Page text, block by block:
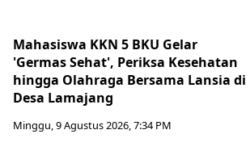
Mahasiswa KKN 5 BKU Gelar
'Germas Sehat', Periksa Kesehatan
hingga Olahraga Bersama Lansia di
Desa Lamajang
Minggu, 9 Agustus 2026, 7:34 PM